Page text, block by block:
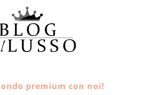
premium con noi!